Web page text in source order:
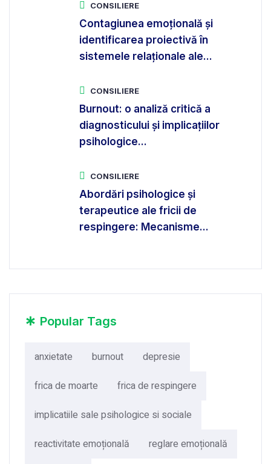
CONSILIERE
Contagiunea emoțională și
identificarea proiectivă în
sistemele relaționale ale...
CONSILIERE
Burnout: o analiză critică a
diagnosticului și implicațiilor
psihologice...
CONSILIERE
Abordări psihologice și
terapeutice ale fricii de
respingere: Mecanisme...
* Popular Tags
anxietate burnout
depresie
frica de moarte
frica de respingere
implicatiile sale psihologice si sociale
reactivitate emoțională
reglare emoțională